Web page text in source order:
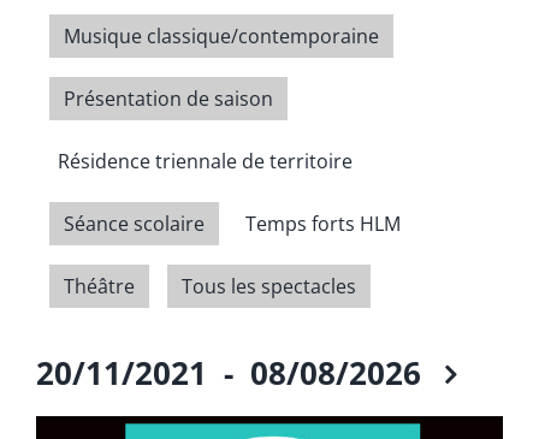
Musique classique/contemporaine
Présentation de saison
Résidence triennale de territoire
Séance scolaire Temps forts HLM
Théâtre Tous les spectacles
20/11/2021 - 08/08/2026
Select